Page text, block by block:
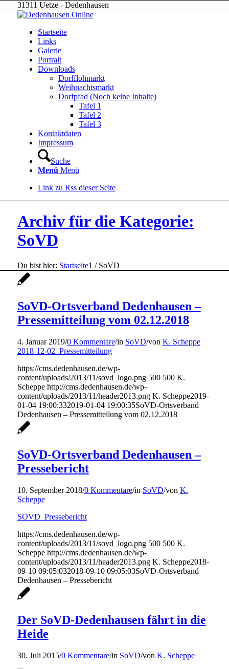
31311 Uetze - Dedenhausen
Startseite
Links
Galerie
Portrait
Downloads
Dorfflohmarkt
Weihnachtsmarkt
Dorfpfad (Noch keine Inhalte)
Tafel 1
Tafel 2
Tafel 3
Kontaktdaten
Impressum
Suche
Menü Menü
Link zu Rss dieser Seite
Archiv für die Kategorie:
SoVD
Du bist hier: Startseite1 / SoVD
SoVD-Ortsverband Dedenhausen –
Pressemitteilung vom 02.12.2018
4. Januar 2019/0 Kommentare/in SoVD/von K. Scheppe
2018-12-02_Pressemitteilung
https://cms.dedenhausen.de/wp-
content/uploads/2013/11/sovd_logo.png 500 500 K.
Scheppe http://cms.dedenhausen.de/wp-
content/uploads/2013/11/header2013.png K. Scheppe2019-
01-04 19:00:332019-01-04 19:00:35SoVD-Ortsverband
Dedenhausen – Pressemitteilung vom 02.12.2018
SoVD-Ortsverband Dedenhausen –
Pressebericht
10. September 2018/0 Kommentare/in SoVD/von K.
Scheppe
SOVD_Pressebericht
https://cms.dedenhausen.de/wp-
content/uploads/2013/11/sovd_logo.png 500 500 K.
Scheppe http://cms.dedenhausen.de/wp-
content/uploads/2013/11/header2013.png K. Scheppe2018-
09-10 09:05:032018-09-10 09:05:03SoVD-Ortsverband
Dedenhausen – Pressebericht
Der SoVD-Dedenhausen fährt in die
Heide
30. Juli 2015/0 Kommentare/in SoVD/von K. Scheppe